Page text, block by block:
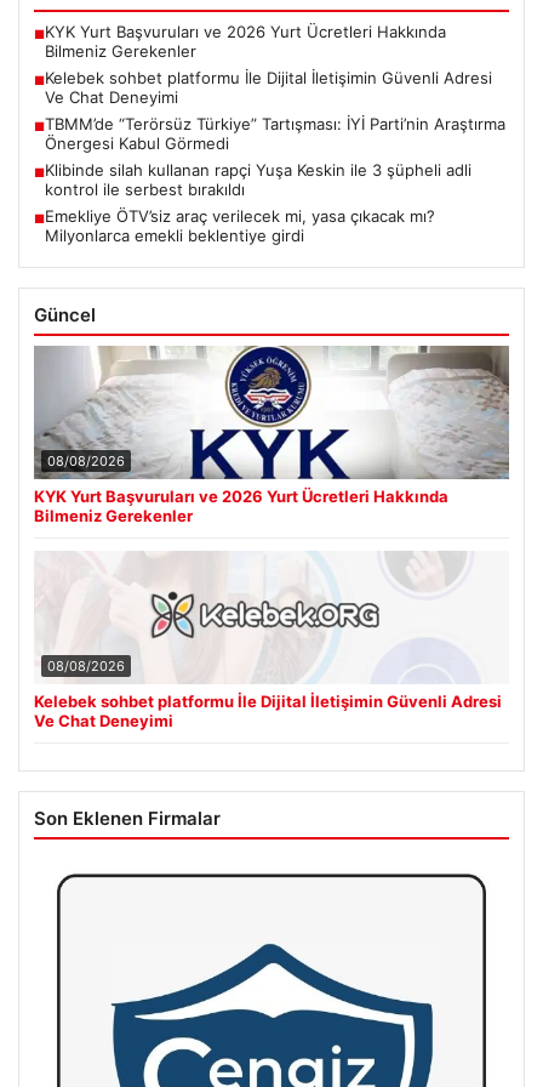
■KYK Yurt Başvuruları ve 2026 Yurt Ücretleri Hakkında
Bilmeniz Gerekenler
■Kelebek sohbet platformu İle Dijital İletişimin Güvenli Adresi
Ve Chat Deneyimi
■TBMM’de “Terörsüz Türkiye” Tartışması: İYİ Parti’nin Araştırma
Önergesi Kabul Görmedi
■Klibinde silah kullanan rapçi Yuşa Keskin ile 3 şüpheli adli
kontrol ile serbest bırakıldı
■Emekliye ÖTV’siz araç verilecek mi, yasa çıkacak mı?
Milyonlarca emekli beklentiye girdi
Güncel
08/08/2026
KYK Yurt Başvuruları ve 2026 Yurt Ücretleri Hakkında
Bilmeniz Gerekenler
08/08/2026
Kelebek sohbet platformu İle Dijital İletişimin Güvenli Adresi
Ve Chat Deneyimi
Son Eklenen Firmalar